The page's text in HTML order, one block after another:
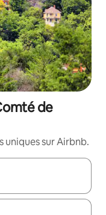
de
uniques sur Airbnb.
les en utilisant